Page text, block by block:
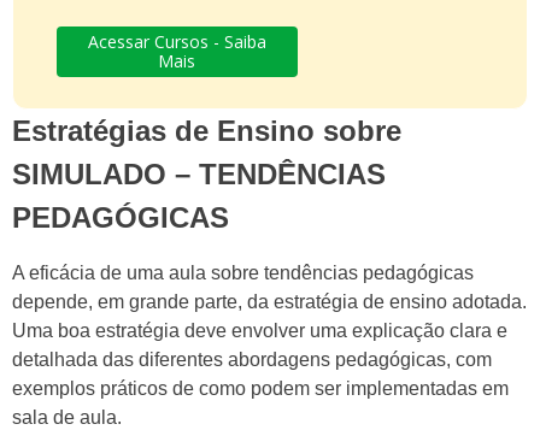
Acessar Cursos - Saiba
Mais
Estratégias de Ensino sobre
SIMULADO – TENDÊNCIAS
PEDAGÓGICAS
A eficácia de uma aula sobre tendências pedagógicas
depende, em grande parte, da estratégia de ensino adotada.
Uma boa estratégia deve envolver uma explicação clara e
detalhada das diferentes abordagens pedagógicas, com
exemplos práticos de como podem ser implementadas em
sala de aula.